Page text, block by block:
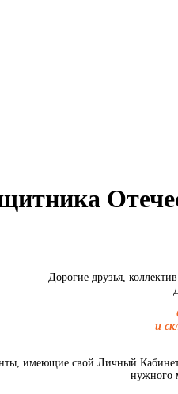
Дорогие друзья,
и
имеющие свой Личный Кабинет
нужного